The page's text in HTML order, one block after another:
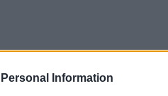
Information